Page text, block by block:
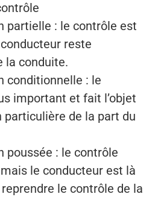
partielle : le contrôle est
reste
la conduite.
conditionnelle : le
important et fait l’objet
particulière de la part du
poussée : le contrôle
le conducteur est là
le contrôle de la